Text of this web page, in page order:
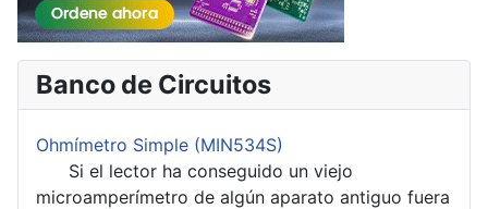
Banco de Circuitos
Ohmímetro Simple (MIN534S)
Si el lector ha conseguido un viejo
microamperímetro de algún aparato antiguo fuera